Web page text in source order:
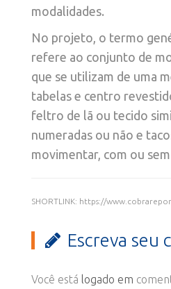
modalidades.
No projeto, o termo
refere ao conjunto de
que se utilizam de uma
tabelas e centro
feltro de lã ou tecido
numeradas ou não e
movimentar, com ou sem
SHORTLINK: https://
Escreva seu
Você está logado em